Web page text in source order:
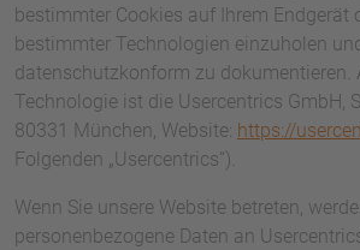
bestimmter Cookies auf Ihrem Endgerät
bestimmter Technologien einzuholen
datenschutzkonform zu dokumentieren.
Technologie ist die Usercentrics GmbH,
80331 München, Website: https://
Folgenden „Usercentrics“).
Wenn Sie unsere Website betreten,
personenbezogene Daten an